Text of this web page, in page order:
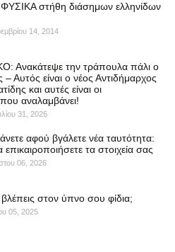
στήθη διάσημων ελληνίδων
14, 2014
Ανακάτεψε την τράπουλα πάλι ο
Αυτός είναι ο νέος Αντιδήμαρχος
και αυτές είναι οι
αναλαμβάνει!
31, 2026
αφού βγάλετε νέα ταυτότητα:
τα στοιχεία σας
06, 2026
βλέπεις στον ύπνο σου φίδια;
05, 2025